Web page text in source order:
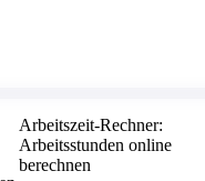
Arbeitszeit-Rechner:
Arbeitsstunden online
berechnen